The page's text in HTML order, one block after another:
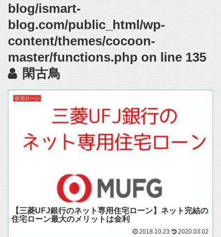
blog/ismart-
blog.com/public_html/wp-
content/themes/cocoon-
master/functions.php on line 135
閑古鳥
住宅ローン
【三菱UFJ銀行のネット専用住宅ローン】ネット完結の
住宅ローン最大のメリットは金利
2018.10.23 2020.03.02